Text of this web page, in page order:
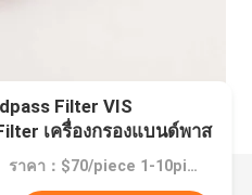
Filter VIS
เครื่องกรองแบนด์พาส
ราคา：$70/piece 1-10pieces; $65/piece 11-50pieces; $60/piece >=51pieces